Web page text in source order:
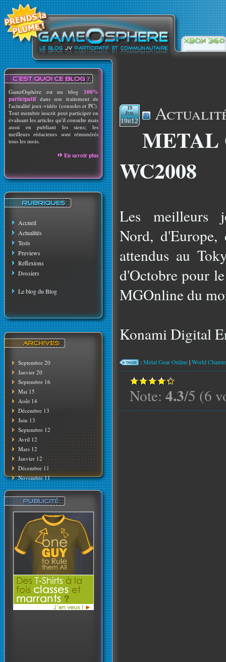
GameOsphère est un blog 100%
participatif dans son traitement de
l'actualité jeux-vidéo (consoles et PC).
Tout membre inscrit peut participer en
évaluant les articles qu'il consulte mais
aussi en publiant les siens; les
meilleurs rédacteurs sont rémunérés
tous les mois.
En savoir plus
Accueil
Actualités
Tests
Previews
Réflexions
Dossiers
Le blog du Blog
Septembre 20
Janvier 20
Septembre 16
Mai 15
Août 14
Décembre 13
Juin 13
Septembre 12
Avril 12
Mars 12
Janvier 12
Décembre 11
Novembre 11
19
Juil
19h12
METAL
WC2008
Les meilleurs
Nord,
attendus au
d'Octobre pour
MGOnline du
Konami Digital
:Metal Gear Online|World
Note: 4.3/5 (6